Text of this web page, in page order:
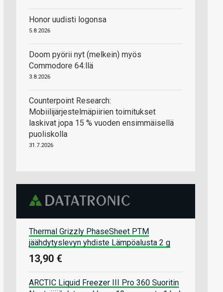
Honor uudisti logonsa
5.8.2026
Doom pyörii nyt (melkein) myös
Commodore 64:llä
3.8.2026
Counterpoint Research:
Mobiilijärjestelmäpiirien toimitukset
laskivat jopa 15 % vuoden ensimmäisellä
puoliskolla
31.7.2026
Thermal Grizzly PhaseSheet PTM
jäähdytyslevyn yhdiste Lämpöalusta 2 g
13,90 €
ARCTIC Liquid Freezer III Pro 360 Suoritin